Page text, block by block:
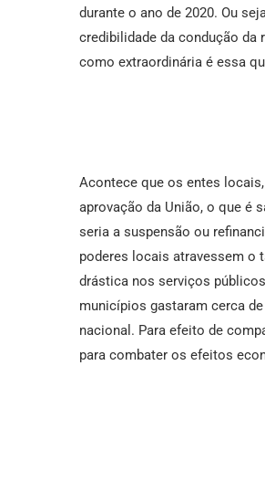
durante o ano de 2020. Ou
credibilidade da condução da
como extraordinária é essa
Acontece que os entes
aprovação da União, o que é
seria a suspensão ou
poderes locais atravessem o
drástica nos serviços
municípios gastaram cerca
nacional. Para efeito de
para combater os efeitos